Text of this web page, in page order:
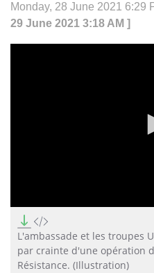
Monday, 28 June 2021 6:29
29 June 2021 3:18 AM ]
seconds
of
seconds
L'ambassade et les troupes
par crainte d'une opération
Résistance. (Illustration)